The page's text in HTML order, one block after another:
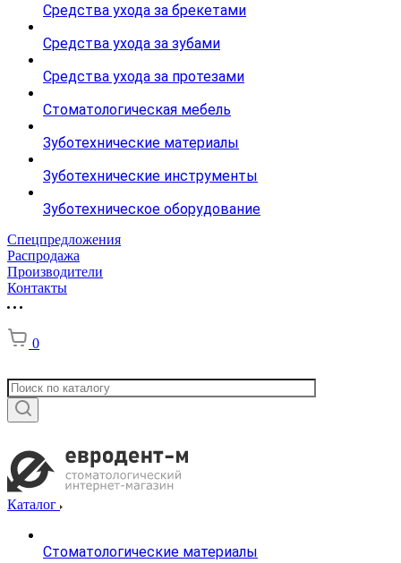
Средства ухода за брекетами
Средства ухода за зубами
Средства ухода за протезами
Стоматологическая мебель
Зуботехнические материалы
Зуботехнические инструменты
Зуботехническое оборудование
Спецпредложения
Распродажа
Производители
Контакты
0
Каталог
Стоматологические материалы